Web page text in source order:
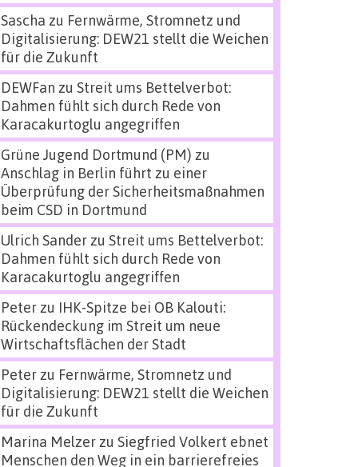
Sascha zu Fernwärme, Stromnetz und
Digitalisierung: DEW21 stellt die Weichen
für die Zukunft
DEWFan zu Streit ums Bettelverbot:
Dahmen fühlt sich durch Rede von
Karacakurtoglu angegriffen
Grüne Jugend Dortmund (PM) zu
Anschlag in Berlin führt zu einer
Überprüfung der Sicherheitsmaßnahmen
beim CSD in Dortmund
Ulrich Sanderzu Streit ums Bettelverbot:
Dahmen fühlt sich durch Rede von
Karacakurtoglu angegriffen
Peterzu IHK-Spitze bei OB Kalouti:
Rückendeckung im Streit um neue
Wirtschaftsflächen der Stadt
Peterzu Fernwärme, Stromnetz und
Digitalisierung: DEW21 stellt die Weichen
für die Zukunft
Marina Melzerzu Siegfried Volkert ebnet
Menschen den Weg in ein barrierefreies